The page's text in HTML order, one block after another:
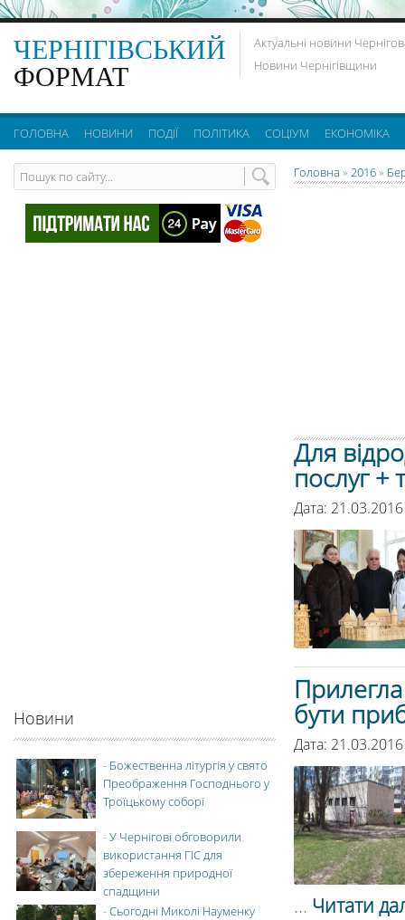
ЧЕРНІГІВСЬКИЙ
ФОРМАТ
Актуальні новини
Новини Чернігівщини
ГОЛОВНА НОВИНИ ПОДІЇ ПОЛІТИКА СОЦІУМ ЕКОНОМІКА
Головна » 2016»
Для
послуг +
Дата:
бути
Дата:
... Читати
Новини
- Божественна літургія у свято
Преображення Господнього у
Троїцькому соборі
-У Чернігові обговорили
використання ГІС для
збереження природної
спадщини
-Сьогодні Миколі Науменку